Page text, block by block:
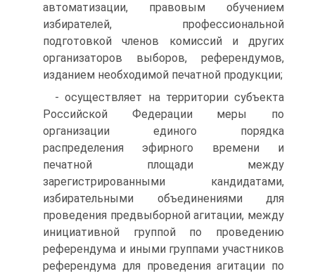
автоматизации, правовым обучением
избирателей, профессиональной
подготовкой членов комиссий и других
организаторов выборов, референдумов,
изданием необходимой печатной продукции;
- осуществляет на территории субъекта
Российской Федерации меры по
организации единого порядка
распределения эфирного времени и
печатной площади между
зарегистрированными кандидатами,
избирательными объединениями для
проведения предвыборной агитации, между
инициативной группой по проведению
референдума и иными группами участников
референдума для проведения агитации по